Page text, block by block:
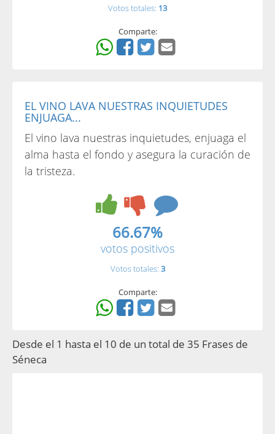
Votos totales: 13
Comparte:
EL VINO LAVA NUESTRAS INQUIETUDES
ENJUAGA...
El vino lava nuestras inquietudes, enjuaga el
alma hasta el fondo y asegura la curación de
la tristeza.
66.67%
votos positivos
Votos totales: 3
Comparte:
Desde el 1 hasta el 10 de un total de 35 Frases de
Séneca